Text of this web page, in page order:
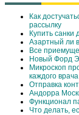
Как
рассылку
Купить санки
Азартный ли
Все
Новый Форд
Микроскоп
каждого врача
Отправка
Андорра
Функционал
Что делать,